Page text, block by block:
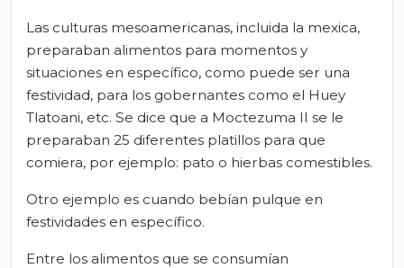
Las culturas mesoamericanas, incluida la mexica,
preparaban alimentos para momentos y
situaciones en específico, como puede ser una
festividad, para los gobernantes como el Huey
Tlatoani, etc. Se dice que a Moctezuma II se le
preparaban 25 diferentes platillos para que
comiera, por ejemplo: pato o hierbas comestibles.
Otro ejemplo es cuando bebían pulque en
festividades en específico.
Entre los alimentos que se consumían